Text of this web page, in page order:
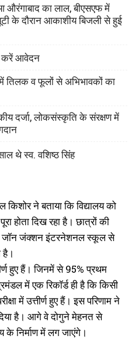
औरंगाबाद का लाल, बीएसएफ में
के दौरान आकाशीय बिजली से हुई
करें आवेदन
में तिलक व फूलों से अभिभावकों का
दर्जा, लोकसंस्कृति के संरक्षण में
थे स्व. वशिष्ठ सिंह
ने बताया कि विद्यालय को
होता दिख रहा है। छात्रों की
जॉन जंक्शन इंटरनेशनल स्कूल से
है।
हुए हैं। जिनमें से 95% प्रथम
में एक रिकॉर्ड ही है कि किसी
में उत्तीर्ण हुए हैं। इस परिणाम ने
है। आगे वे दोगुने मेहनत से
के निर्माण में लग जाएंगे।